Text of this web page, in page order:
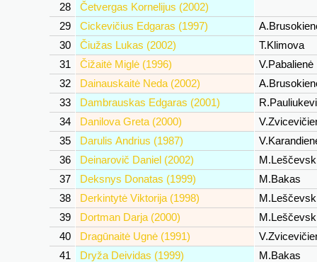
28
Četvergas Kornelijus (2002)
29
Cickevičius Edgaras (1997)
30
Čiužas Lukas (2002)
T.Klimova
31
Čižaitė Miglė (1996)
V.Pabalienė
32
Dainauskaitė Neda (2002)
33
Dambrauskas Edgaras (2001)
34
Danilova Greta (2000)
35
Darulis Andrius (1987)
36
Deinarovič Daniel (2002)
37
Deksnys Donatas (1999)
M.Bakas
38
Derkintytė Viktorija (1998)
39
Dortman Darja (2000)
40
Dragūnaitė Ugnė (1991)
41
Dryža Deividas (1999)
M.Bakas